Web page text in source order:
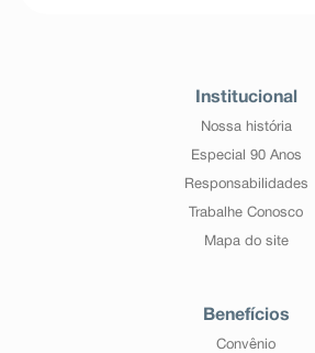
Institucional
Nossa história
Especial 90 Anos
Responsabilidades
Trabalhe Conosco
Mapa do site
Benefícios
Convênio